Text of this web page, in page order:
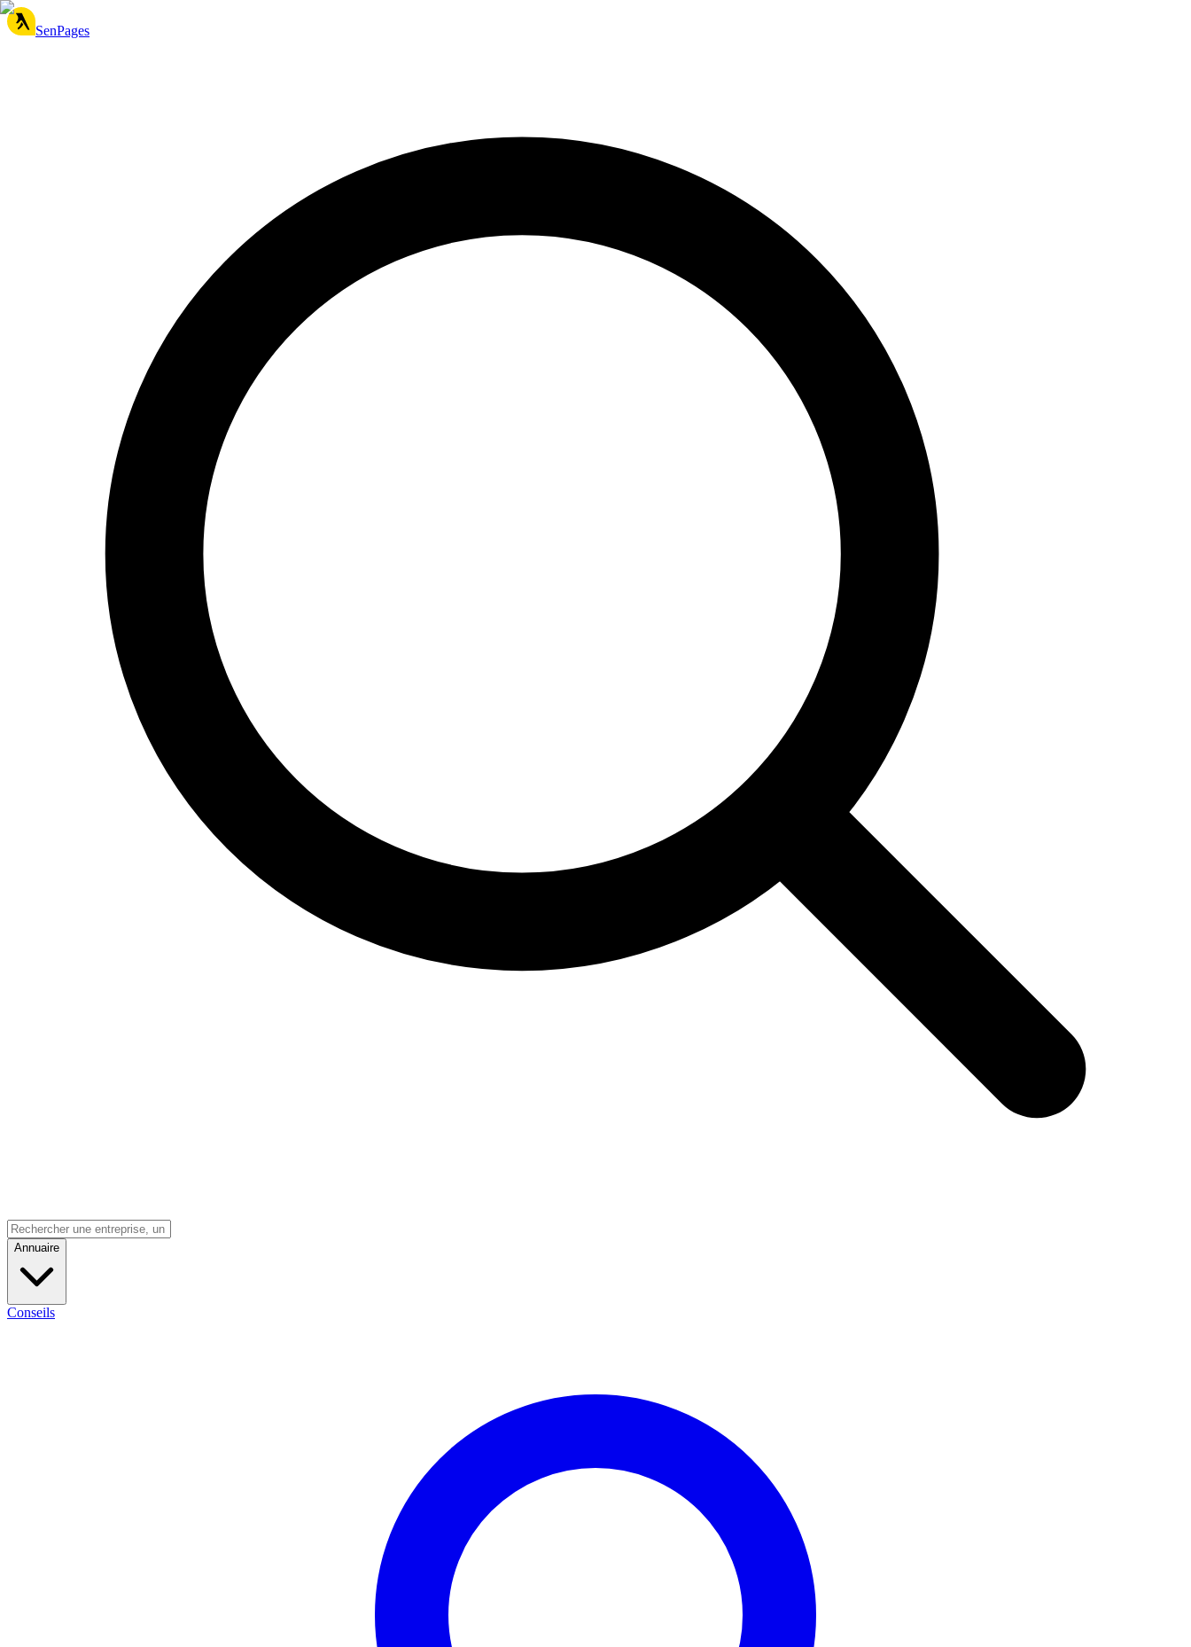
SenPages
Annuaire
Conseils